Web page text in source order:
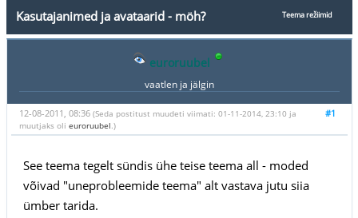
Teema režiimid
Kasutajanimed ja avataarid - möh?
euroruubel
vaatlen ja jälgin
#1
12-08-2011, 08:36 (Seda postitust muudeti viimati: 01-11-2014, 23:10 ja
muutjaks oli euroruubel .)
See teema tegelt sündis ühe teise teema all - moded
võivad "uneprobleemide teema" alt vastava jutu siia
ümber tarida.